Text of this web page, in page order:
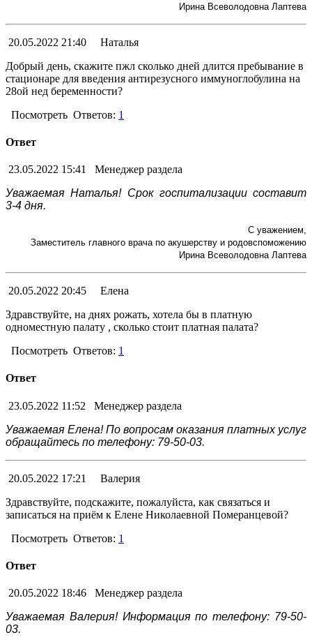
Ирина Всеволодовна Лаптева
20.05.2022 21:40
Наталья
Добрый день, скажите пжл сколько дней длится пребывание в
стационаре для введения антирезусного иммуноглобулина на
28ой нед беременности?
Посмотреть Ответов: 1
Ответ
23.05.2022 15:41
Менеджер раздела
Уважаемая Наталья! Срок госпитализации составит
3-4 дня.
С уважением,
Заместитель главного врача по акушерству и родовспоможению
Ирина Всеволодовна Лаптева
20.05.2022 20:45
Елена
Здравствуйте, на днях рожать, хотела бы в платную
одноместную палату , сколько стоит платная палата?
Посмотреть Ответов: 1
Ответ
23.05.2022 11:52
Менеджер раздела
Уважаемая Елена! По вопросам оказания платных услуг
обращайтесь по телефону: 79-50-03.
20.05.2022 17:21
Валерия
Здравствуйте, подскажите, пожалуйста, как связаться и
записаться на приём к Елене Николаевной Померанцевой?
Посмотреть Ответов: 1
Ответ
20.05.2022 18:46
Менеджер раздела
Уважаемая Валерия! Информация по телефону: 79-50-
03.